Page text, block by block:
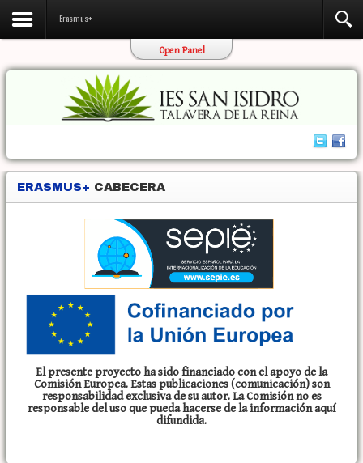
Erasmus+
Contactar
Open Panel
ERASMUS+ CABECERA
El presente proyecto ha sido financiado con el apoyo de la
Comisión Europea. Estas publicaciones (comunicación) son
responsabilidad exclusiva de su autor. La Comisión no es
responsable del uso que pueda hacerse de la información aquí
difundida.